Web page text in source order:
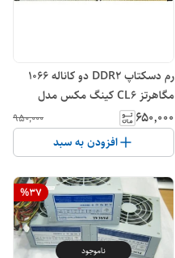
رم دسکتاپ DDR2 دو کاناله 1066
مگاهرتز CL6 کینگ مکس مدل
گیگابایت
۶۵۰٬۰۰۰ ۹۵۰٬۰۰۰
افزودن به سبد
%37
ناموجود